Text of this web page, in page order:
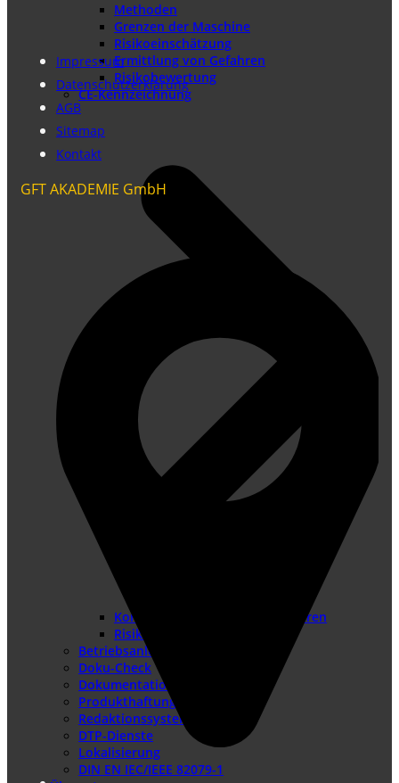
Methoden
Grenzen der Maschine
Risikoeinschätzung
Ermittlung von Gefahren
Risikobewertung
CE-Kennzeichnung
Konformitätsbewertungsverfahren
Risikobeurteilung
Betriebsanleitung erstellen
Doku-Check
Dokumentationsüberarbeitung
Produkthaftung USA
Redaktionssysteme
DTP-Dienste
Lokalisierung
DIN EN IEC/IEEE 82079-1
Impressum
Datenschutzerklärung
AGB
Sitemap
Kontakt
GFT AKADEMIE GmbH